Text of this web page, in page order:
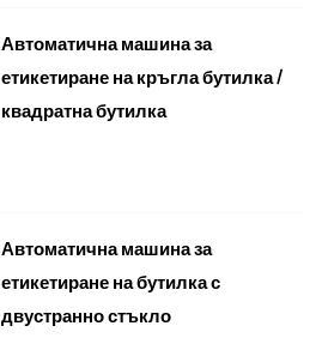
Автоматична машина за
етикетиране на кръгла бутилка /
квадратна бутилка
Автоматична машина за
етикетиране на бутилка с
двустранно стъкло